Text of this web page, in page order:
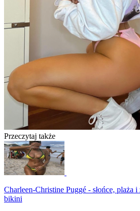
Przeczytaj także
Charleen-Christine Puggé - słońce, plaża
bikini